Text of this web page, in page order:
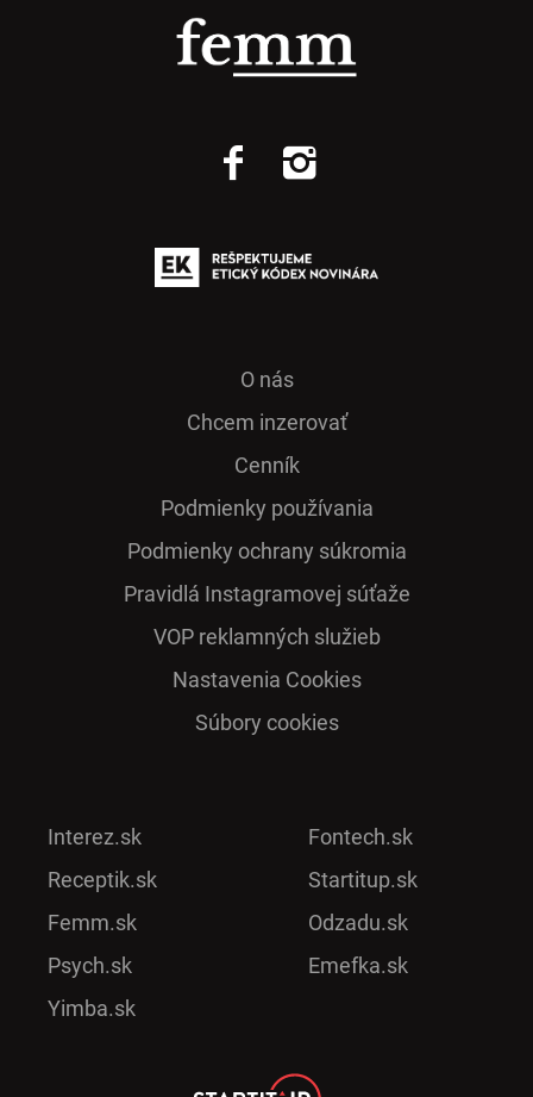
O nás
Chcem inzerovať
Cenník
Podmienky používania
Podmienky ochrany súkromia
Pra­vidlá Ins­ta­gra­mo­vej sú­ťaže
VOP reklamných služieb
Nastavenia Cookies
Súbory cookies
Interez.sk
Receptik.sk
Femm.sk
Psych.sk
Yimba.sk
Fontech.sk
Startitup.sk
Odzadu.sk
Emefka.sk